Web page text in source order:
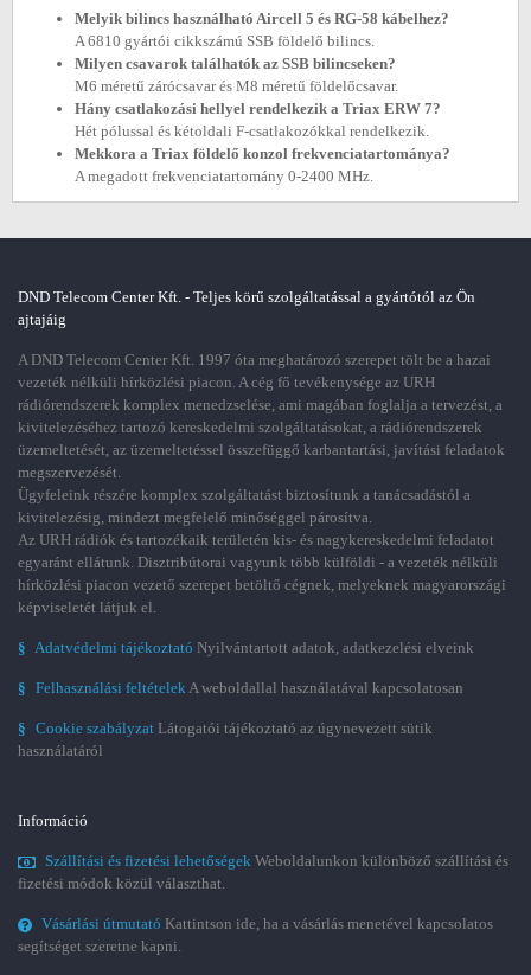
Melyik bilincs használható Aircell 5 és RG-58 kábelhez?
A 6810 gyártói cikkszámú SSB földelő bilincs.
Milyen csavarok találhatók az SSB bilincseken?
M6 méretű zárócsavar és M8 méretű földelőcsavar.
Hány csatlakozási hellyel rendelkezik a Triax ERW 7?
Hét pólussal és kétoldali F-csatlakozókkal rendelkezik.
Mekkora a Triax földelő konzol frekvenciatartománya?
A megadott frekvenciatartomány 0-2400 MHz.
DND Telecom Center Kft. - Teljes körű szolgáltatással a gyártótól az Ön
ajtajáig
A DND Telecom Center Kft. 1997 óta meghatározó szerepet tölt be a hazai
vezeték nélküli hírközlési piacon. A cég fő tevékenysége az URH
rádiórendszerek komplex menedzselése, ami magában foglalja a tervezést, a
kivitelezéséhez tartozó kereskedelmi szolgáltatásokat, a rádiórendszerek
üzemeltetését, az üzemeltetéssel összefüggő karbantartási, javítási feladatok
megszervezését.
Ügyfeleink részére komplex szolgáltatást biztosítunk a tanácsadástól a
kivitelezésig, mindezt megfelelő minőséggel párosítva.
Az URH rádiók és tartozékaik területén kis- és nagykereskedelmi feladatot
egyaránt ellátunk. Disztribútorai vagyunk több külföldi - a vezeték nélküli
hírközlési piacon vezető szerepet betöltő cégnek, melyeknek magyarországi
képviseletét látjuk el.
§ Adatvédelmi tájékoztató Nyilvántartott adatok, adatkezelési elveink
§ Felhasználási feltételekA weboldallal használatával kapcsolatosan
§ Cookie szabályzat Látogatói tájékoztató az úgynevezett sütik
használatáról
Információ
Szállítási és fizetési lehetőségek Weboldalunkon különböző szállítási és
fizetési módok közül választhat.
Vásárlási útmutató Kattintson ide, ha a vásárlás menetével kapcsolatos
segítséget szeretne kapni.